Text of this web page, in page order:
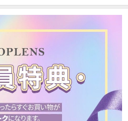
LINE FACEBOOK